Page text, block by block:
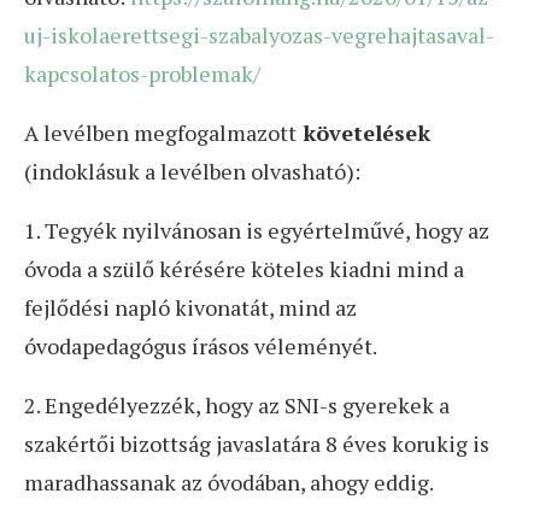
uj-iskolaerettsegi-szabalyozas-vegrehajtasaval-
kapcsolatos-problemak/
A levélben megfogalmazott követelések
(indoklásuk a levélben olvasható):
1. Tegyék nyilvánosan is egyértelművé, hogy az
óvoda a szülő kérésére köteles kiadni mind a
fejlődési napló kivonatát, mind az
óvodapedagógus írásos véleményét.
2. Engedélyezzék, hogy az SNI-s gyerekek a
szakértői bizottság javaslatára 8 éves korukig is
maradhassanak az óvodában, ahogy eddig.